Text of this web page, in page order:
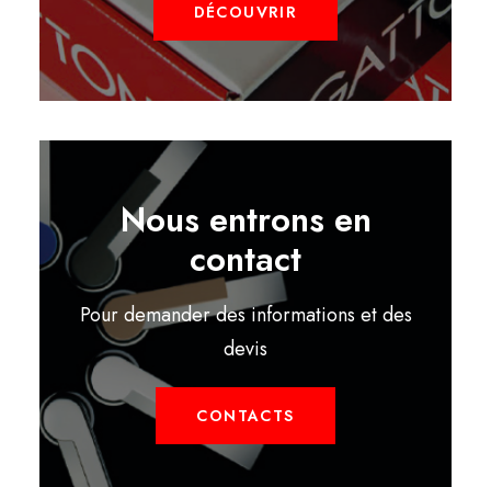
DÉCOUVRIR
Nous entrons en
contact
Pour demander des informations et des
devis
CONTACTS